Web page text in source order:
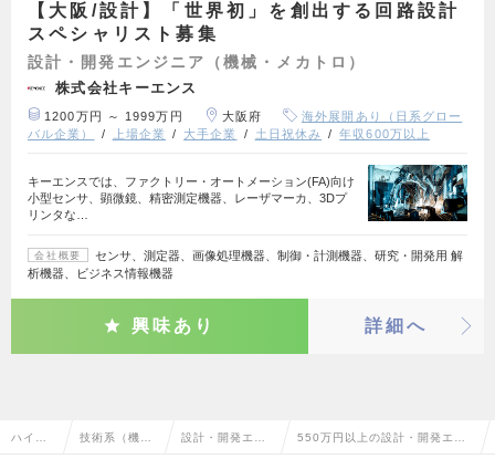
【大阪/設計】「世界初」を創出する回路設計
スペシャリスト募集
設計・開発エンジニア（機械・メカトロ）
株式会社キーエンス
1200万円 ～ 1999万円 大阪府
海外展開あり（日系グロー
バル企業）
上場企業 大手企業 土日祝休み 年収600万以上
キーエンスでは、ファクトリー・オートメーション(FA)向け
小型センサ、顕微鏡、精密測定機器、レーザマーカ、3Dプ
リンタな…
会社概要
センサ、測定器、画像処理機器、制御・計測機器、研究・開発用 解
析機器、ビジネス情報機器
興味あり 詳細へ
ハイク 技術系（機 設計・開発エン 550万円以上の設計・開発エン